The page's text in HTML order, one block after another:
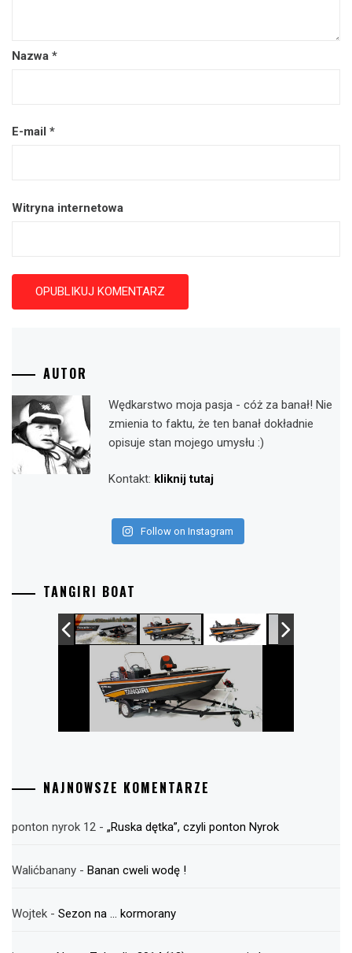
Nazwa *
E-mail *
Witryna internetowa
AUTOR
Wędkarstwo moja pasja - cóż za banał! Nie
zmienia to faktu, że ten banał dokładnie
opisuje stan mojego umysłu :)
Kontakt: kliknij tutaj
Follow on Instagram
TANGIRI BOAT
NAJNOWSZE KOMENTARZE
ponton nyrok 12 - „Ruska dętka”, czyli ponton Nyrok
Walićbanany - Banan cweli wodę !
Wojtek - Sezon na … kormorany